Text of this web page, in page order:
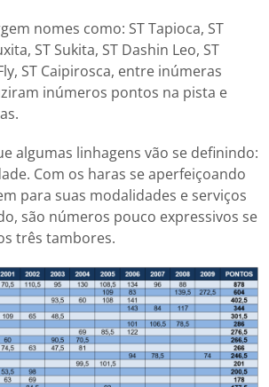
nomes como: ST Tapioca, ST
ST Sukita, ST Dashin Leo, ST
ST Caipirosca, entre inúmeras
inúmeros pontos na pista e
algumas linhagens vão se definindo:
Com os haras se aperfeiçoando
para suas modalidades e serviços
são números pouco expressivos se
três tambores.